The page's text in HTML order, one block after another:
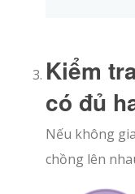
Kiểm
có đủ
Nếu không
chồng lên